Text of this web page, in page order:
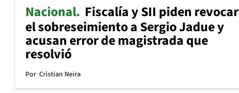
Nacional Fiscalía y SII piden revocar
el sobreseimiento a Sergio Jadue y
acusan error de magistrada que
resolvió
Por Cristian Neira